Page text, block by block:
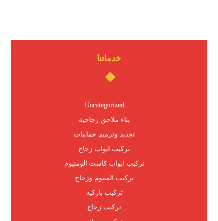
خدماتنا
Uncategorized
بناء ملاحق زجاجية
تجديد وترميم حمامات
تركيب ابواب زجاج
تركيب ابواب كاست الومنيوم
تركيب المنيوم وزجاج
تركيب باركيه
تركيب زجاج